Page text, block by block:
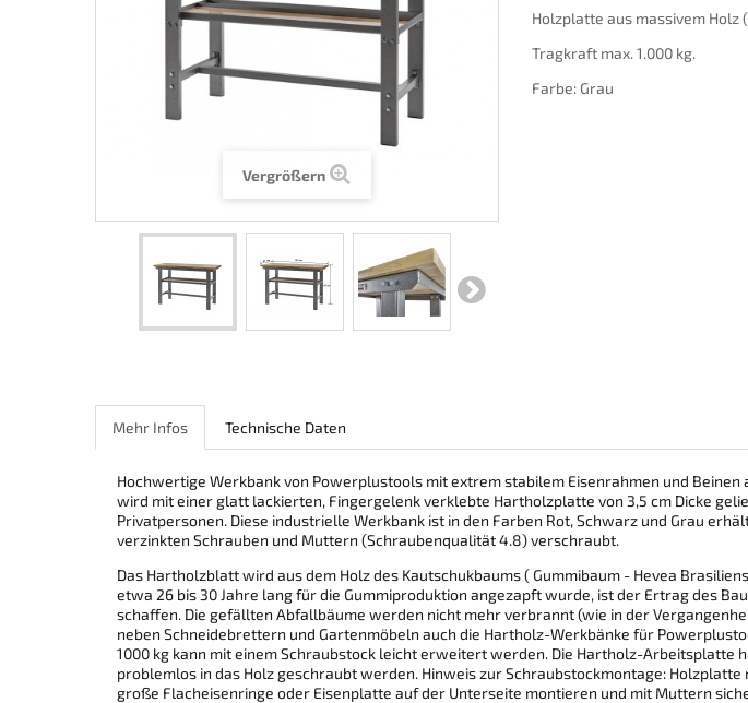
Vergrößern
Holzplatte aus massivem Holz
Tragkraft max. 1.000 kg.
Farbe: Grau
Mehr Infos Technische Daten
Hochwertige Werkbank von Powerplustools mit extrem stabilem Eisenrahmen und
wird mit einer glatt lackierten, Fingergelenk verklebte Hartholzplatte von 3,5 cm Dicke
Privatpersonen. Diese industrielle Werkbank ist in den Farben Rot, Schwarz und Grau
verzinkten Schrauben und Muttern (Schraubenqualität 4.8) verschraubt.
Das Hartholzblatt wird aus dem Holz des Kautschukbaums ( Gummibaum - Hevea
etwa 26 bis 30 Jahre lang für die Gummiproduktion angezapft wurde, ist der Ertrag des
schaffen. Die gefällten Abfallbäume werden nicht mehr verbrannt (wie in der
neben Schneidebrettern und Gartenmöbeln auch die Hartholz-Werkbänke für
1000 kg kann mit einem Schraubstock leicht erweitert werden. Die Hartholz-Arbeitsplatte
problemlos in das Holz geschraubt werden. Hinweis zur Schraubstockmontage:
große Flacheisenringe oder Eisenplatte auf der Unterseite montieren und mit Muttern